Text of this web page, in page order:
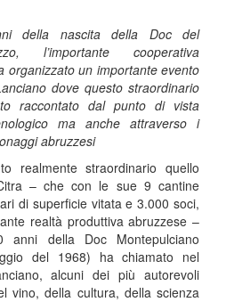
della nascita della Doc del
l’importante cooperativa
organizzato un importante evento
dove questo straordinario
raccontato dal punto di vista
ma anche attraverso i
abruzzesi
realmente straordinario quello
– che con le sue 9 cantine
di superficie vitata e 3.000 soci,
realtà produttiva abruzzese –
della Doc Montepulciano
del 1968) ha chiamato nel
alcuni dei più autorevoli
vino, della cultura, della scienza